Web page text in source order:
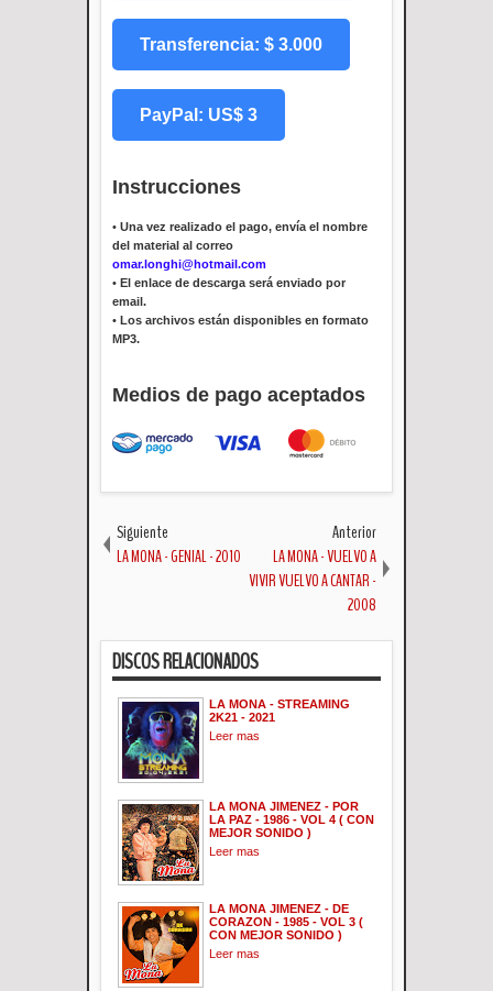
Transferencia: $ 3.000
PayPal: US$ 3
Instrucciones
• Una vez realizado el pago, envía el nombre
del material al correo
omar.longhi@hotmail.com
• El enlace de descarga será enviado por
email.
• Los archivos están disponibles en formato
MP3.
Medios de pago aceptados
Siguiente
LA MONA - GENIAL - 2010
Anterior
LA MONA - VUELVO A
VIVIR VUELVO A CANTAR -
2008
DISCOS RELACIONADOS
LA MONA - STREAMING
2K21 - 2021
Leer mas
LA MONA JIMENEZ - POR
LA PAZ - 1986 - VOL 4 ( CON
MEJOR SONIDO )
Leer mas
LA MONA JIMENEZ - DE
CORAZON - 1985 - VOL 3 (
CON MEJOR SONIDO )
Leer mas